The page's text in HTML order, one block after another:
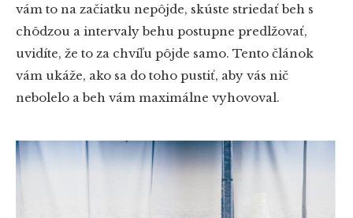
vám to na začiatku nepôjde, skúste striedať beh s
chôdzou a intervaly behu postupne predlžovať,
uvidíte, že to za chvíľu pôjde samo. Tento článok
vám ukáže, ako sa do toho pustiť, aby vás nič
nebolelo a beh vám maximálne vyhovoval.